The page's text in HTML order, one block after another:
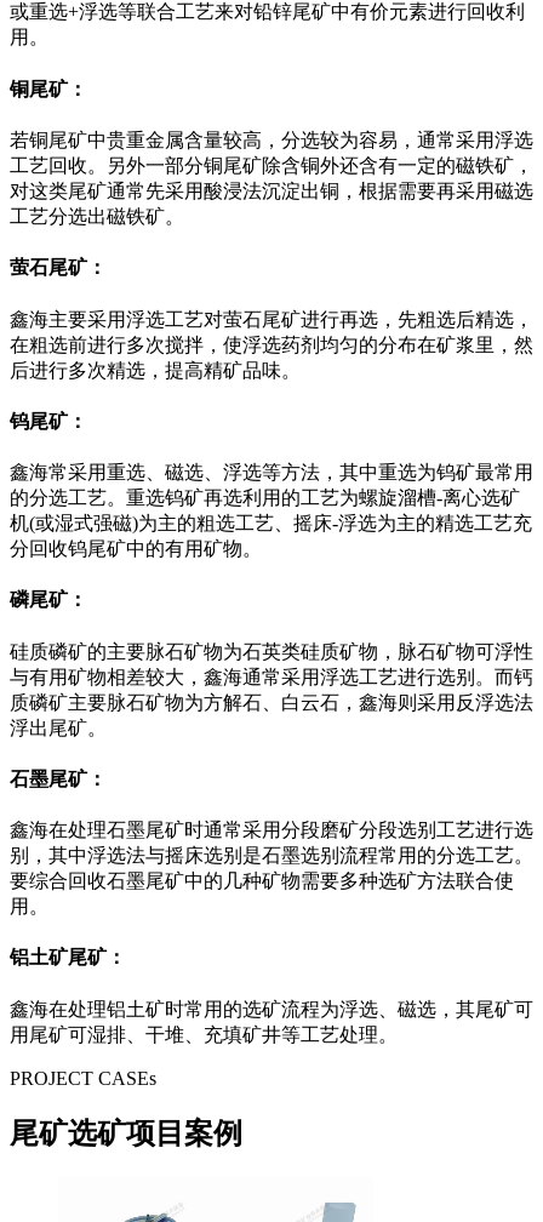
或重选+浮选等联合工艺来对铅锌尾矿中有价元素进行回收利
用。
铜尾矿：
若铜尾矿中贵重金属含量较高，分选较为容易，通常采用浮选
工艺回收。另外一部分铜尾矿除含铜外还含有一定的磁铁矿，
对这类尾矿通常先采用酸浸法沉淀出铜，根据需要再采用磁选
工艺分选出磁铁矿。
萤石尾矿：
鑫海主要采用浮选工艺对萤石尾矿进行再选，先粗选后精选，
在粗选前进行多次搅拌，使浮选药剂均匀的分布在矿浆里，然
后进行多次精选，提高精矿品味。
钨尾矿：
鑫海常采用重选、磁选、浮选等方法，其中重选为钨矿最常用
的分选工艺。重选钨矿再选利用的工艺为螺旋溜槽-离心选矿
机(或湿式强磁)为主的粗选工艺、摇床-浮选为主的精选工艺充
分回收钨尾矿中的有用矿物。
磷尾矿：
硅质磷矿的主要脉石矿物为石英类硅质矿物，脉石矿物可浮性
与有用矿物相差较大，鑫海通常采用浮选工艺进行选别。而钙
质磷矿主要脉石矿物为方解石、白云石，鑫海则采用反浮选法
浮出尾矿。
石墨尾矿：
鑫海在处理石墨尾矿时通常采用分段磨矿分段选别工艺进行选
别，其中浮选法与摇床选别是石墨选别流程常用的分选工艺。
要综合回收石墨尾矿中的几种矿物需要多种选矿方法联合使
用。
铝土矿尾矿：
鑫海在处理铝土矿时常用的选矿流程为浮选、磁选，其尾矿可
用尾矿可湿排、干堆、充填矿井等工艺处理。
PROJECT CASEs
尾矿选矿项目案例